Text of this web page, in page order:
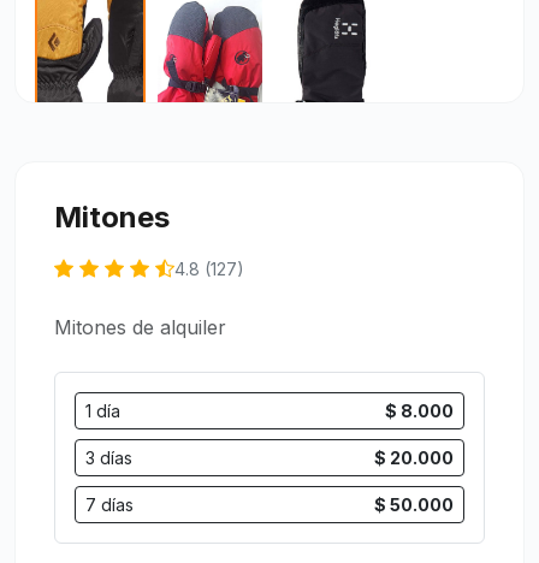
Mitones
4.8 (127)
Mitones de alquiler
1 día $ 8.000
3 días $ 20.000
7 días $ 50.000